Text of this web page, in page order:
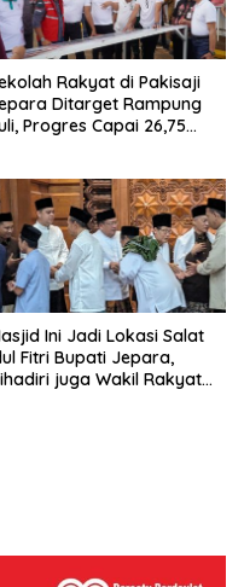
Rakyat di Pakisaji
Ditarget Rampung
Progres Capai 26,75
Ini Jadi Lokasi Salat
Fitri Bupati Jepara,
juga Wakil Rakyat